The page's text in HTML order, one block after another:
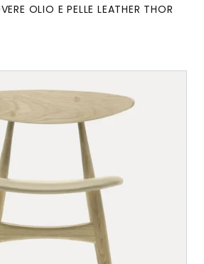
OLIO E PELLE LEATHER THOR